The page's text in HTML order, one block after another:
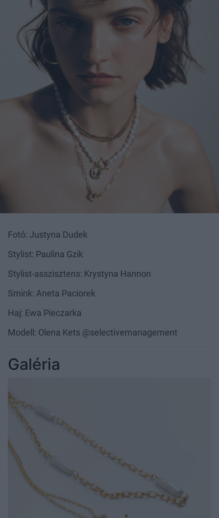
Fotó: Justyna Dudek
Stylist: Paulina Gzik
Stylist-asszisztens: Krystyna Hannon
Smink: Aneta Paciorek
Haj: Ewa Pieczarka
Modell: Olena Kets @selectivemanagement
Galéria